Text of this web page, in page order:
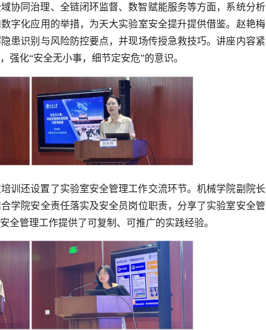
协同治理、全链闭环监督、数智赋能服务等方面，系统分析
字化应用的举措，为天大实验室安全提升提供借鉴。赵艳梅
患识别与风险防控要点，并现场传授急救技巧。讲座内容紧
强化“安全无小事，细节定安危”的意识。
训还设置了实验室安全管理工作交流环节。机械学院副院长
学院安全责任落实及安全员岗位职责，分享了实验室安全管
全管理工作提供了可复制、可推广的实践经验。